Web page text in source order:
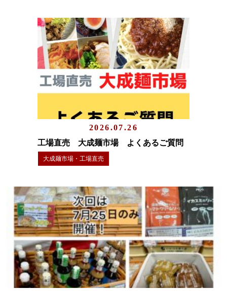
2026.07.26
工場直売 大成麺市場 よくあるご質問
大成麺市場・工場直売